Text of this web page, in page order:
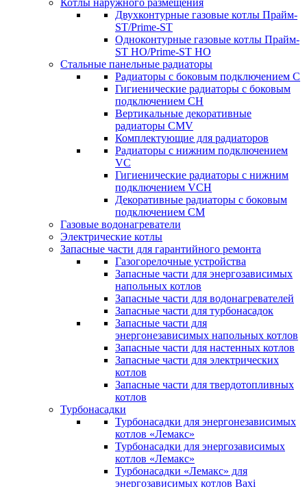
Котлы наружного размещения
Двухконтурные газовые котлы Прайм-
ST/Prime-ST
Одноконтурные газовые котлы Прайм-
ST HO/Prime-ST HO
Стальные панельные радиаторы
Радиаторы c боковым подключением C
Гигиенические радиаторы c боковым
подключением CH
Вертикальные декоративные
радиаторы CMV
Комплектующие для радиаторов
Радиаторы c нижним подключением
VC
Гигиенические радиаторы c нижним
подключением VCH
Декоративные радиаторы с боковым
подключением CM
Газовые водонагреватели
Электрические котлы
Запасные части для гарантийного ремонта
Газогорелочные устройства
Запасные части для энергозависимых
напольных котлов
Запасные части для водонагревателей
Запасные части для турбонасадок
Запасные части для
энергонезависимых напольных котлов
Запасные части для настенных котлов
Запасные части для электрических
котлов
Запасные части для твердотопливных
котлов
Турбонасадки
Турбонасадки для энергонезависимых
котлов «Лемакс»
Турбонасадки для энергозависимых
котлов «Лемакс»
Турбонасадки «Лемакс» для
энергозависимых котлов Baxi